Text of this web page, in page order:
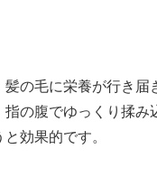
の毛に栄養が行き届
の腹でゆっくり揉み
効果的です。